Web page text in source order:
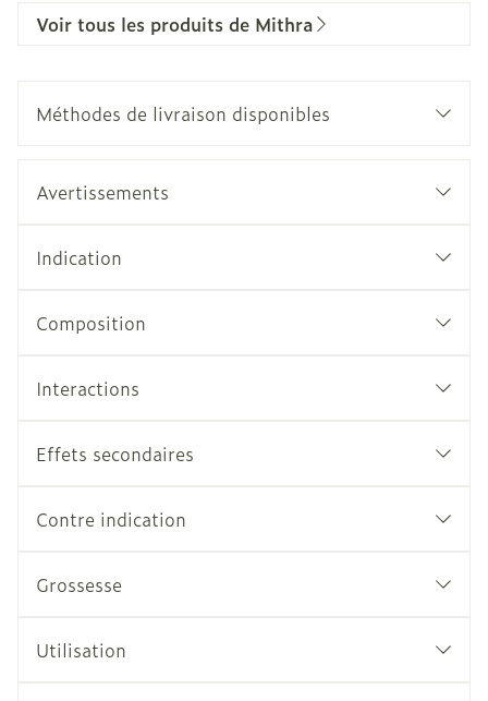
Voir tous les produits de Mithra
Méthodes de livraison disponibles
Avertissements
Indication
Composition
Interactions
Effets secondaires
Contre indication
Grossesse
Utilisation